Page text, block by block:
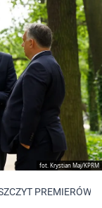
fot. Krystian Maj/KPRM
PREMIERÓW